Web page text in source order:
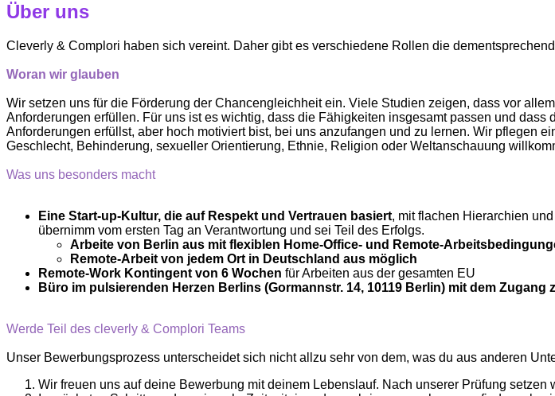
Über uns
Cleverly & Complori ​haben sich vereint. Daher gibt es verschiedene Rollen die
Woran wir glauben
Wir setzen uns für die Förderung der Chancengleichheit ein. Viele Studien zeigen, dass vor
Anforderungen erfüllen. Für uns ist es wichtig, dass die Fähigkeiten insgesamt passen und
Anforderungen erfüllst, aber hoch motiviert bist, bei uns anzufangen und zu lernen. Wir pflegen
Geschlecht, Behinderung, sexueller Orientierung, Ethnie, Religion oder Weltanschauung
Was uns besonders macht
Eine Start-up-Kultur, die auf Respekt und Vertrauen basiert, mit flachen Hierarchien
übernimm vom ersten Tag an Verantwortung und sei Teil des Erfolgs.
Arbeite von Berlin aus mit flexiblen Home-Office- und Remote-
Remote-Arbeit von jedem Ort in Deutschland aus möglich
Remote-Work Kontingent von 6 Wochen für Arbeiten aus der gesamten EU
Büro im pulsierenden Herzen Berlins (Gormannstr. 14, 10119 Berlin) mit dem Zugang
Werde Teil des cleverly & Complori Teams
Unser Bewerbungsprozess unterscheidet sich nicht allzu sehr von dem, was du aus anderen
Wir freuen uns auf deine Bewerbung mit deinem Lebenslauf. Nach unserer Prüfung